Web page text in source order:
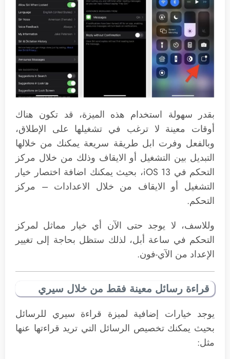
بقدر سهولة استخدام هذه الميزة، قد تكون هناك
أوقات معينة لا ترغب في تشغيلها على الإطلاق،
وبالفعل وفرت ابل طريقة سريعة يمكنك من خلالها
التبديل بين التشغيل أو الايقاف وذلك من خلال مركز
التحكم في iOS 13، بحيث يمكنك اضافة اختصار خيار
التشغيل أو الايقاف من خلال الاعدادات – مركز
التحكم.
وللاسف، لا يوجد حتى الآن أي خيار مماثل لمركز
التحكم في ساعة أبل، لذلك ستظل بحاجة إلى تغيير
الإعداد من الآي-فون.
قراءة رسائل معينة فقط من خلال سيري
يوجد خيارات إضافية لميزة قراءة سيري للرسائل
بحيث يمكنك تخصيص الرسائل التي تريد قراءتها عنها
مثل: